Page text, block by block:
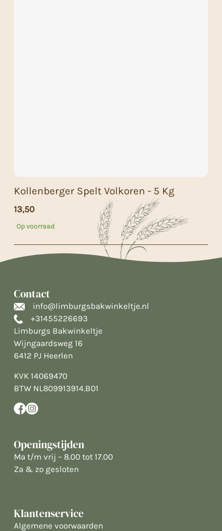
Kollenberger Spelt Volkoren - 5 Kg
13,50
Op voorraad
Contact
info@limburgsbakwinkeltje.nl
+31455226693
Limburgs Bakwinkeltje
Wijngaardsweg 16
6412 PJ Heerlen
KVK 14069470
BTW NL809913914.B01
Openingstijden
Ma t/m vrij – 8.00 tot 17.00
Za & zo gesloten
Klantenservice
Algemene voorwaarden